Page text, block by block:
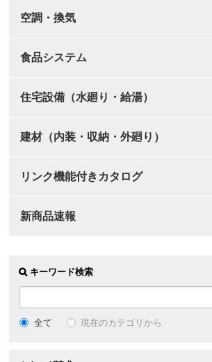
空調・換気
食品システム
住宅設備（水廻り・給湯）
建材（内装・収納・外廻り）
リンク機能付きカタログ
新商品速報
キーワード検索
全て 現在のカテゴリから